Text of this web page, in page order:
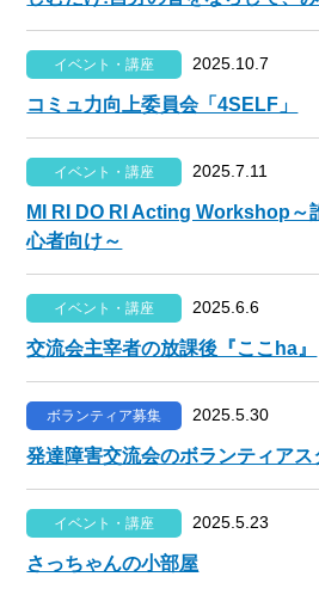
イベント・講座 2025.10.7
コミュ力向上委員会「4SELF」
イベント・講座 2025.7.11
MI RI DO RI Acting Workshop～
心者向け～
イベント・講座 2025.6.6
交流会主宰者の放課後『ここha』
ボランティア募集 2025.5.30
発達障害交流会のボランティアス
イベント・講座 2025.5.23
さっちゃんの小部屋